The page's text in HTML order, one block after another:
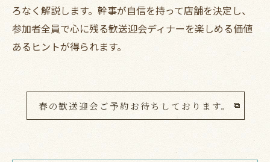
ろなく解説します。幹事が自信を持って店舗を決定し、
参加者全員で心に残る歓送迎会ディナーを楽しめる価値
あるヒントが得られます。
春の歓送迎会ご予約お待ちしております。